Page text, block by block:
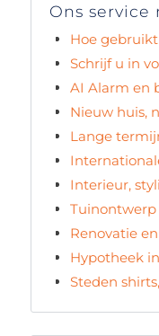
Ons service
Hoe
Schrijf u in
AI Alarm en
Nieuw huis,
Lange
Interieur,
Renovatie
Hypotheek
Steden